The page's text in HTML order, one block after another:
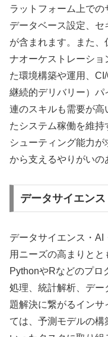
ラットフォーム上での
データベース設定、
が含まれます。また
ナオーケストレーシ
た環境構築や運用、
継続的デリバリー）パ
連のスキルも需要が高
たシステム稼働を維
シューティング能力
から支えるやりがいの
データサイエン
データサイエンス・
用ニーズの高まりとと
PythonやRなどのプロ
処理、統計解析、デ
題解決に繋がるイン
ては、予測モデルの構